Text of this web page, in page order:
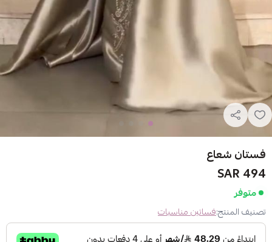
فستان شعاع
494 SAR
متوفر
تصنيف المنتج:فساتين مناسبات